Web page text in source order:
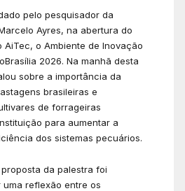
pelo pesquisador da
Ayres, na abertura do
o Ambiente de Inovação
2026. Na manhã desta
sobre a importância da
brasileiras e
de forrageiras
para aumentar a
dos sistemas pecuários.
da palestra foi
reflexão entre os